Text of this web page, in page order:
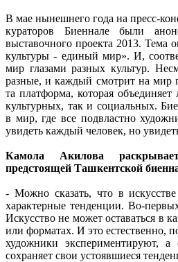
В мае нынешнего года на пресс-
кураторов Биеннале были
выставочного проекта 2013. Тема
культуры - единый мир». И,
мир глазами разных культур.
разные, и каждый смотрит на мир
та платформа, которая
культурных, так и социальных.
в мир, где все подвластно
увидеть каждый человек, но
Камола Акилова
предстоящей Ташкентской
- Можно сказать, что в искусстве
характерные тенденции. Во-
Искусство не может оставаться в
или форматах. И это естественно,
художники экспериментируют,
сохраняет свои устоявшиеся